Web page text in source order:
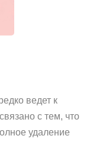
ведет к
с тем, что
удаление